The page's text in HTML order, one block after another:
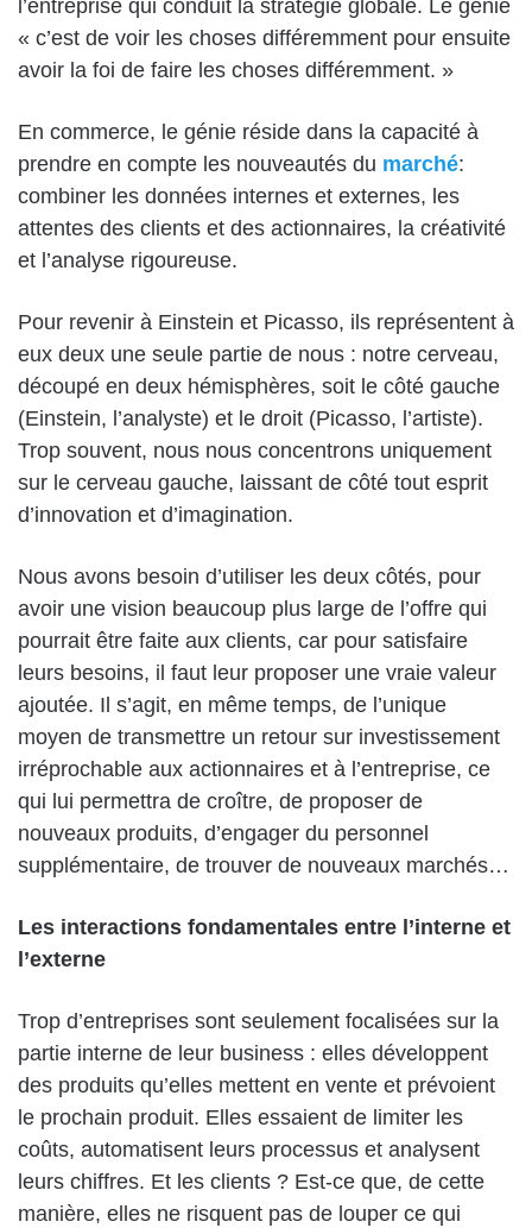
l’entreprise qui conduit la stratégie globale. Le génie
« c’est de voir les choses différemment pour ensuite
avoir la foi de faire les choses différemment. »
En commerce, le génie réside dans la capacité à
prendre en compte les nouveautés du marché:
combiner les données internes et externes, les
attentes des clients et des actionnaires, la créativité
et l’analyse rigoureuse.
Pour revenir à Einstein et Picasso, ils représentent à
eux deux une seule partie de nous : notre cerveau,
découpé en deux hémisphères, soit le côté gauche
(Einstein, l’analyste) et le droit (Picasso, l’artiste).
Trop souvent, nous nous concentrons uniquement
sur le cerveau gauche, laissant de côté tout esprit
d’innovation et d’imagination.
Nous avons besoin d’utiliser les deux côtés, pour
avoir une vision beaucoup plus large de l’offre qui
pourrait être faite aux clients, car pour satisfaire
leurs besoins, il faut leur proposer une vraie valeur
ajoutée. Il s’agit, en même temps, de l’unique
moyen de transmettre un retour sur investissement
irréprochable aux actionnaires et à l’entreprise, ce
qui lui permettra de croître, de proposer de
nouveaux produits, d’engager du personnel
supplémentaire, de trouver de nouveaux marchés…
Les interactions fondamentales entre l’interne et
l’externe
Trop d’entreprises sont seulement focalisées sur la
partie interne de leur business : elles développent
des produits qu’elles mettent en vente et prévoient
le prochain produit. Elles essaient de limiter les
coûts, automatisent leurs processus et analysent
leurs chiffres. Et les clients ? Est-ce que, de cette
manière, elles ne risquent pas de louper ce qui